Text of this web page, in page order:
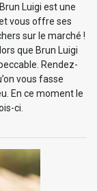
Luigi est une
vous offre ses
sur le marché !
que Brun Luigi
Rendez-
vous fasse
En ce moment le
ci.